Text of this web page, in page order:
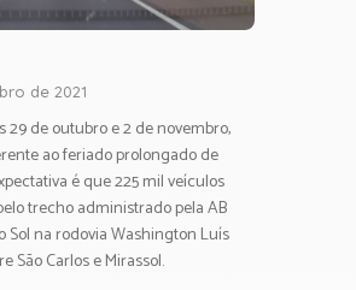
de 2021
29 de outubro e 2 de novembro,
ao feriado prolongado de
é que 225 mil veículos
trecho administrado pela AB
Sol na rodovia Washington Luís
São Carlos e Mirassol.